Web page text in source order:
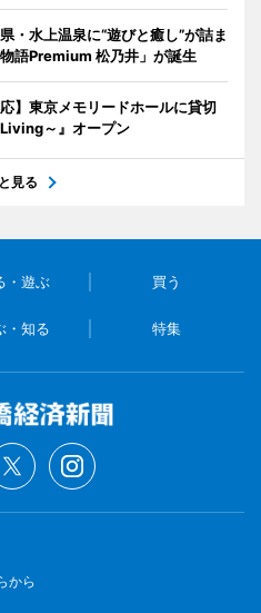
・水上温泉に“遊びと癒し”が詰ま
語Premium 松乃井」が誕生
】東京メモリードホールに貸切
～』オープン
見る
・遊ぶ 買う
・知る 特集
から